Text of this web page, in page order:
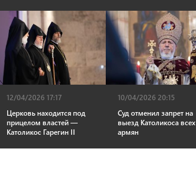
12/04/2026 17:17
Церковь находится под
прицелом властей —
Католикос Гарегин II
10/04/2026 20:15
Суд отменил запрет на
выезд Католикоса всех
армян